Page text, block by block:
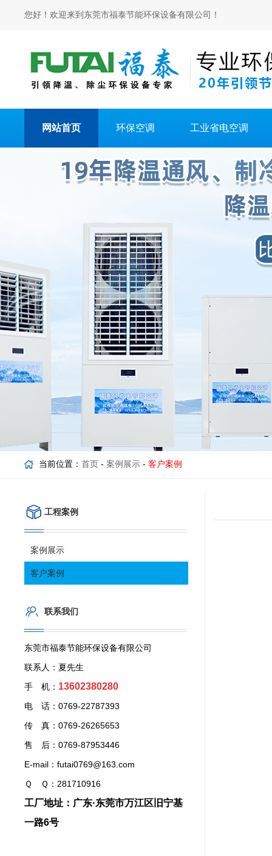
您好！欢迎来到东莞市福泰节能环保设备有限公司！
网站首页 环保空调 工业省电空调
当前位置： 首页 - 案例展示 - 客户案例
工程案例
案例展示
客户案例
联系我们
东莞市福泰节能环保设备有限公司
联系人：夏先生
手 机： 13602380280
电 话：0769-22787393
传 真：0769-26265653
售 后：0769-87953446
E-mail：futai0769@163.com
Ｑ Ｑ：281710916
工厂地址：广东·东莞市万江区旧宁基
一路6号